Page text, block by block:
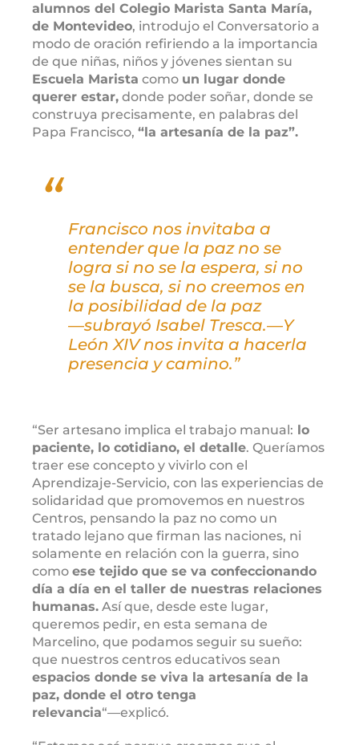
alumnos del Colegio Marista Santa María,
de Montevideo, introdujo el Conversatorio a
modo de oración refiriendo a la importancia
de que niñas, niños y jóvenes sientan su
Escuela Marista como un lugar donde
querer estar, donde poder soñar, donde se
construya precisamente, en palabras del
Papa Francisco, “la artesanía de la paz”.
Francisco nos invitaba a
entender que la paz no se
logra si no se la espera, si no
se la busca, si no creemos en
la posibilidad de la paz
―subrayó Isabel Tresca.―Y
León XIV nos invita a hacerla
presencia y camino.”
“Ser artesano implica el trabajo manual: lo
paciente, lo cotidiano, el detalle. Queríamos
traer ese concepto y vivirlo con el
Aprendizaje-Servicio, con las experiencias de
solidaridad que promovemos en nuestros
Centros, pensando la paz no como un
tratado lejano que firman las naciones, ni
solamente en relación con la guerra, sino
como ese tejido que se va confeccionando
día a día en el taller de nuestras relaciones
humanas. Así que, desde este lugar,
queremos pedir, en esta semana de
Marcelino, que podamos seguir su sueño:
que nuestros centros educativos sean
espacios donde se viva la artesanía de la
paz, donde el otro tenga
relevancia“―explicó.